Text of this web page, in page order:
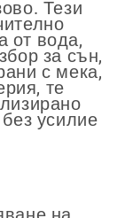
Тези
от вода,
за сън,
с мека,
те
усилие